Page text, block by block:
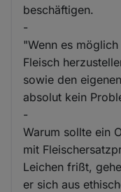
beschäftigen.
-
"Wenn es
Fleisch
sowie den
absolut kein
-
Warum sollte ein
mit
Leichen frißt,
er sich aus